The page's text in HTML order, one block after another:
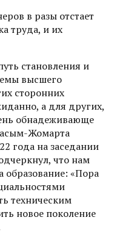
в разы отстает
труда, и их
становления и
высшего
сторонних
а для других,
обнадеживающе
Жомарта
года на заседании
что нам
образование: «Пора
техническим
новое поколение